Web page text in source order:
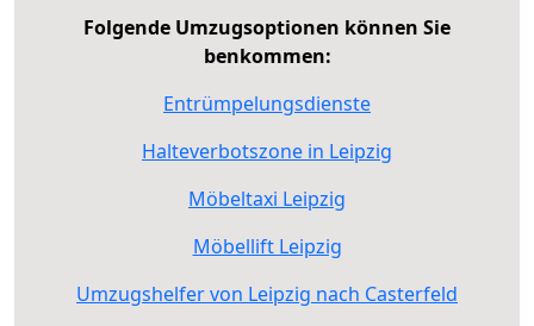
Folgende Umzugsoptionen können Sie
benkommen:
Entrümpelungsdienste
Halteverbotszone in Leipzig
Möbeltaxi Leipzig
Möbellift Leipzig
Umzugshelfer von Leipzig nach Casterfeld